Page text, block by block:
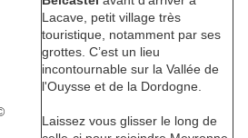
Lacave, petit village très
touristique, notamment par ses
grottes. C’est un lieu
incontournable sur la Vallée de
l'Ouysse et de la Dordogne.
Laissez vous glisser le long de